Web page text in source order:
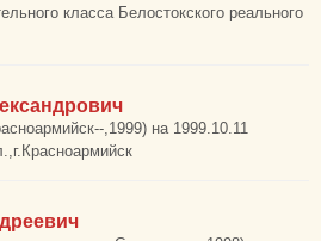
класса Белостокского реального
,1999) на 1999.10.11